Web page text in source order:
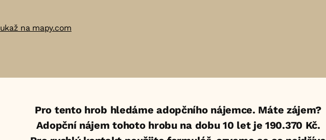
ukaž na mapy.com
Pro tento hrob hledáme adopčního nájemce. Máte zájem?
Adopční nájem tohoto hrobu na dobu 10 let je 190.370 Kč.